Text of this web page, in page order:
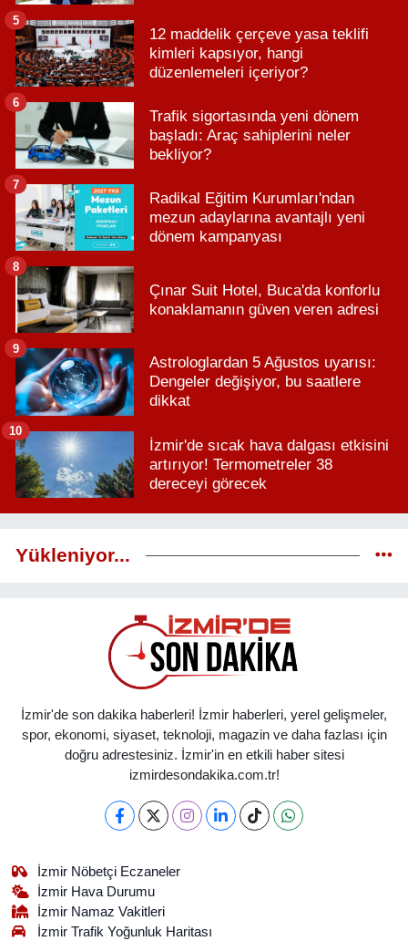
12 maddelik çerçeve yasa teklifi
kimleri kapsıyor, hangi
düzenlemeleri içeriyor?
5
Trafik sigortasında yeni dönem
başladı: Araç sahiplerini neler
bekliyor?
6
Radikal Eğitim Kurumları'ndan
mezun adaylarına avantajlı yeni
dönem kampanyası
7
Çınar Suit Hotel, Buca'da konforlu
konaklamanın güven veren adresi
8
Astrologlardan 5 Ağustos uyarısı:
Dengeler değişiyor, bu saatlere
dikkat
9
İzmir'de sıcak hava dalgası etkisini
artırıyor! Termometreler 38
dereceyi görecek
10
Yükleniyor...
İzmir'de son dakika haberleri! İzmir haberleri, yerel gelişmeler,
spor, ekonomi, siyaset, teknoloji, magazin ve daha fazlası için
doğru adrestesiniz. İzmir'in en etkili haber sitesi
izmirdesondakika.com.tr!
İzmir Nöbetçi Eczaneler
İzmir Hava Durumu
İzmir Namaz Vakitleri
İzmir Trafik Yoğunluk Haritası